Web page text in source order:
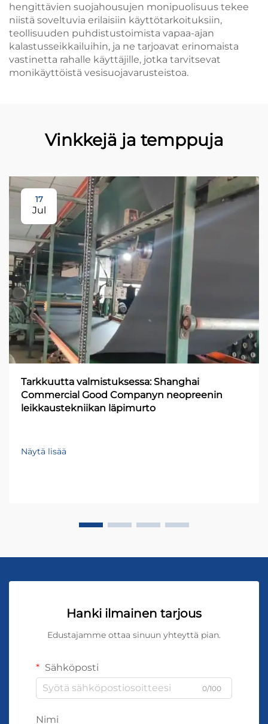
hengittävien suojahousujen monipuolisuus tekee
niistä soveltuvia erilaisiin käyttötarkoituksiin,
teollisuuden puhdistustoimista vapaa-ajan
kalastusseikkailuihin, ja ne tarjoavat erinomaista
vastinetta rahalle käyttäjille, jotka tarvitsevat
monikäyttöistä vesisuojavarusteistoa.
Vinkkejä ja temppuja
17
Jul
Tarkkuutta valmistuksessa: Shanghai
Commercial Good Companyn neopreenin
leikkaustekniikan läpimurto
Näytä lisää
Hanki ilmainen tarjous
Edustajamme ottaa sinuun yhteyttä pian.
Sähköposti
0/100
Nimi